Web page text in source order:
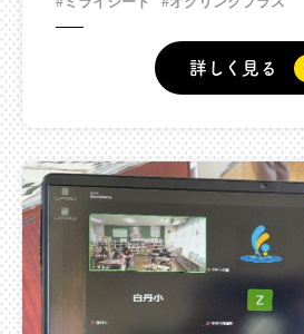
詳しく見る